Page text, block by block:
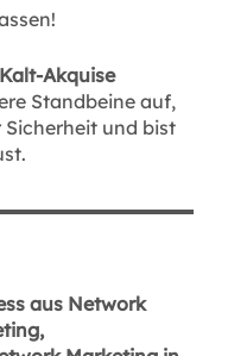
Akquise
Standbeine auf,
und bist
aus Network